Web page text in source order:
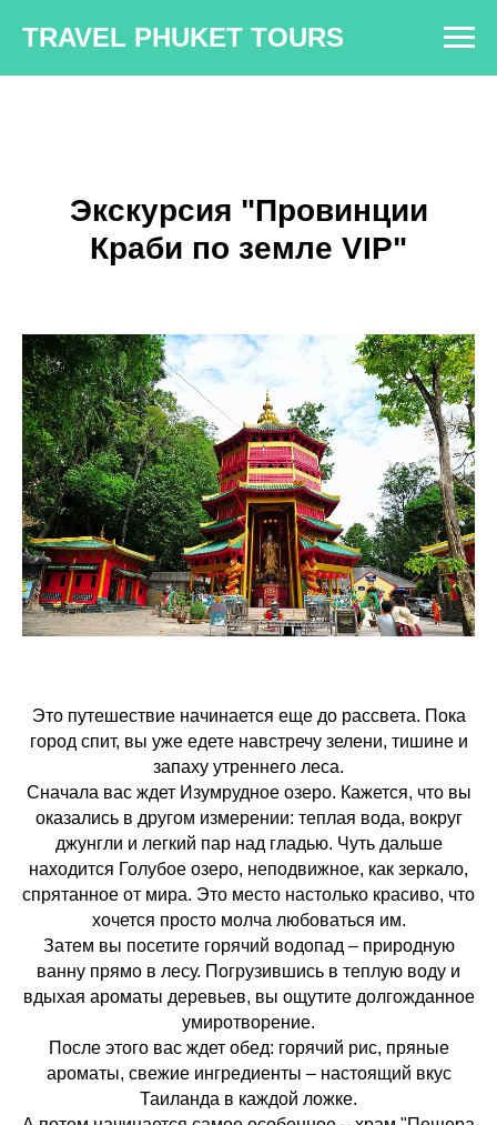
TRAVEL PHUKET TOURS
Экскурсия "Провинции
Краби по земле VIP"
Это путешествие начинается еще до рассвета. Пока
город спит, вы уже едете навстречу зелени, тишине и
запаху утреннего леса.
Сначала вас ждет Изумрудное озеро. Кажется, что вы
оказались в другом измерении: теплая вода, вокруг
джунгли и легкий пар над гладью. Чуть дальше
находится Голубое озеро, неподвижное, как зеркало,
спрятанное от мира. Это место настолько красиво, что
хочется просто молча любоваться им.
Затем вы посетите горячий водопад – природную
ванну прямо в лесу. Погрузившись в теплую воду и
вдыхая ароматы деревьев, вы ощутите долгожданное
умиротворение.
После этого вас ждет обед: горячий рис, пряные
ароматы, свежие ингредиенты – настоящий вкус
Таиланда в каждой ложке.